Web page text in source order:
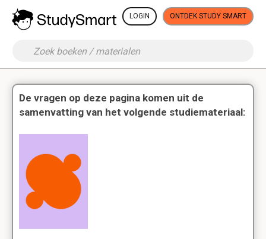
LOGIN ONTDEK STUDY SMART
De vragen op deze pagina komen uit de
samenvatting van het volgende studiemateriaal: